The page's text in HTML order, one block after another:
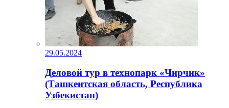
29.05.2024
Деловой тур в технопарк «Чирчик»
(Ташкентская область, Республика
Узбекистан)